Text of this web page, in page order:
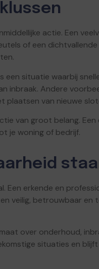
actie. Een
of een
situatie waarbij
inbraak. Andere
plaatsen van nieuwe
van groot belang.
je woning of bedrijf.
Een erkende en
veilig, betrouwbaar en
over onderhoud,
situaties en